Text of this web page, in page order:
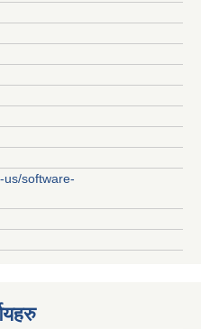
us/software-